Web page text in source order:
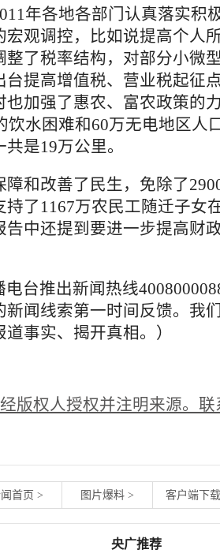
年各地各部门认真落实积
宏观调控，比如说提高个人
整了税率结构，对部分小微
台提高增值税、营业税起征
也加强了惠农、富农政策的
饮水困难和60万无电地区人
是19万公里。
改善了民生，免除了
持了1167万农民工随迁子女
告中还提到要进一步提高财
台推出新闻热线
新闻线索第一时间反馈。我
事实、揭开真相。）
版权人授权并注明来源。联
首页 > 图片爆料 > 客户端下载
央广推荐